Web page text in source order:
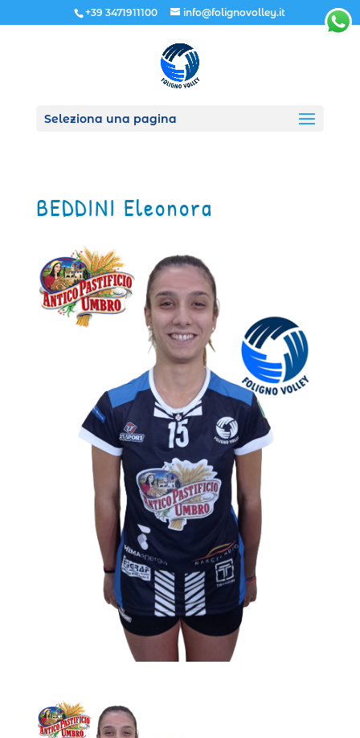
+39 3471911100 info@folignovolley.it
Seleziona una pagina
BEDDINI Eleonora